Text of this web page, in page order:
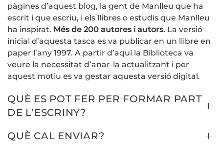
pàgines d’aquest blog, la gent de Manlleu que ha
escrit i que escriu, i els llibres o estudis que Manlleu
ha inspirat. Més de 200 autores i autors. La versió
inicial d’aquesta tasca es va publicar en un llibre en
paper l’any 1997. A partir d’aquí la Biblioteca va
veure la necessitat d’anar-la actualitzant i per
aquest motiu es va gestar aquesta versió digital.
QUÈ ES POT FER PER FORMAR PART
DE L’ESCRINY?
QUÈ CAL ENVIAR?